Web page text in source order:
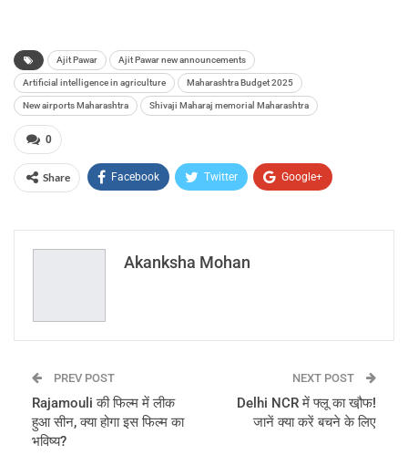
Ajit Pawar Ajit Pawar new announcements
Artificial intelligence in agriculture Maharashtra Budget 2025
New airports Maharashtra Shivaji Maharaj memorial Maharashtra
0
Share Facebook Twitter Google+
Email
Akanksha Mohan
PREV POST
Rajamouli की फिल्म में लीक
हुआ सीन, क्या होगा इस फिल्म का
भविष्य?
NEXT POST
Delhi NCR में फ्लू का खौ़फ!
जानें क्या करें बचने के लिए